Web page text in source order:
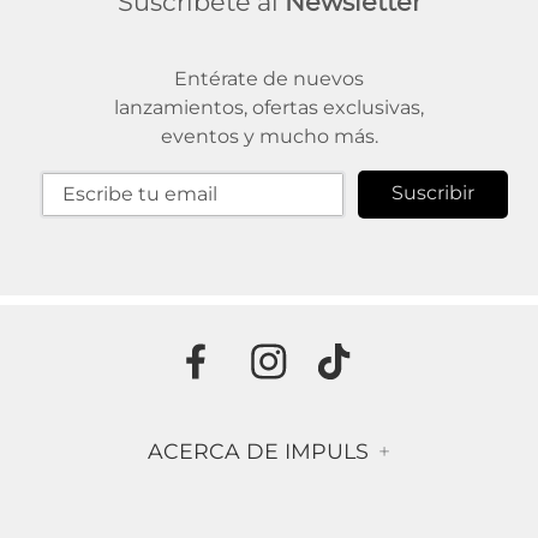
Entérate de nuevos
lanzamientos, ofertas exclusivas,
eventos y mucho más.
Suscribir
ACERCA DE IMPULS +